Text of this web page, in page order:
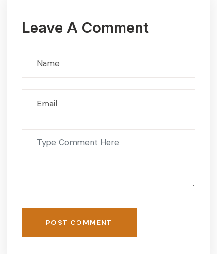
Leave A Comment
POST COMMENT